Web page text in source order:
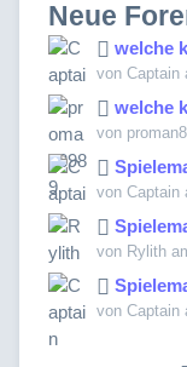
Neue
welche
von Captain
welche
von
von Captain
von Rylith
von Captain